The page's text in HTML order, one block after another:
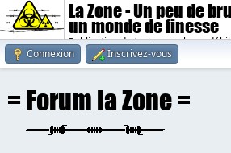
La Zone - Un peu de
un monde de finesse
Publication de textes sombres,
Connexion
Inscrivez-vous